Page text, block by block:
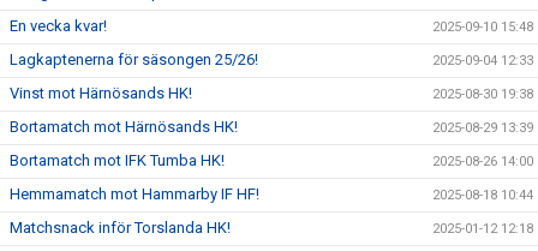
En vecka kvar! 2025-09-10 15:48
Lagkaptenerna för säsongen 25/26! 2025-09-04 12:33
Vinst mot Härnösands HK! 2025-08-30 19:38
Bortamatch mot Härnösands HK! 2025-08-29 13:39
Bortamatch mot IFK Tumba HK! 2025-08-26 14:00
Hemmamatch mot Hammarby IF HF! 2025-08-18 10:44
Matchsnack inför Torslanda HK! 2025-01-12 12:18